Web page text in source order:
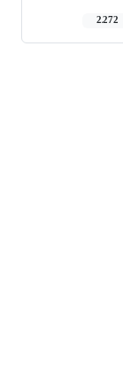
2,272